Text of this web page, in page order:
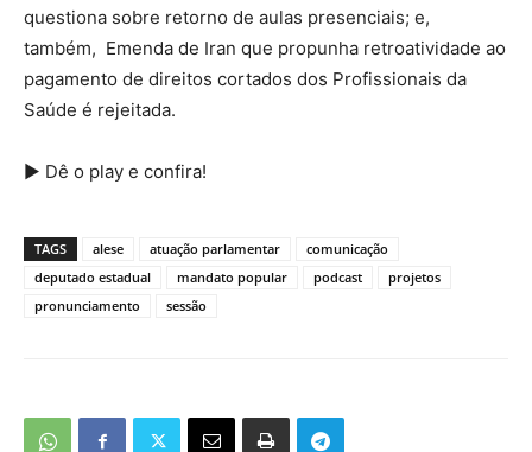
questiona sobre retorno de aulas presenciais; e,
também, Emenda de Iran que propunha retroatividade ao
pagamento de direitos cortados dos Profissionais da
Saúde é rejeitada.
▶️ Dê o play e confira!
TAGS alese atuação parlamentar
comunicação
deputado estadual
mandato popular podcast
projetos
pronunciamento
sessão